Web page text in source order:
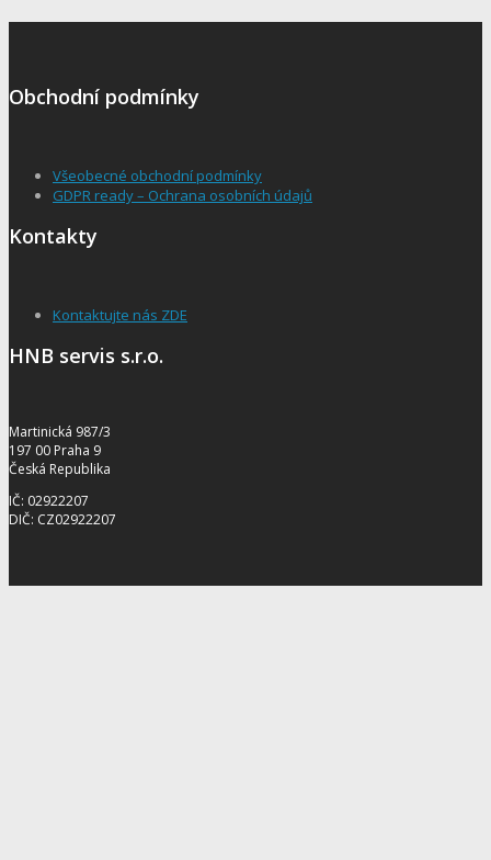
Obchodní podmínky
Všeobecné obchodní podmínky
GDPR ready – Ochrana osobních údajů
Kontakty
Kontaktujte nás ZDE
HNB servis s.r.o.
Martinická 987/3
197 00 Praha 9
Česká Republika
IČ: 02922207
DIČ: CZ02922207